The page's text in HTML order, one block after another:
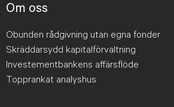
Om oss
Obunden rådgivning utan egna fonder
Skräddarsydd kapitalförvaltning
Investementbankens affärsflöde
Topprankat analyshus